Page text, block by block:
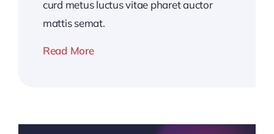
curd metus luctus vitae pharet auctor
mattis semat.
Read More